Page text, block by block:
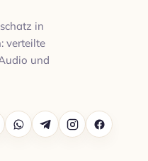
in
verteilte
und